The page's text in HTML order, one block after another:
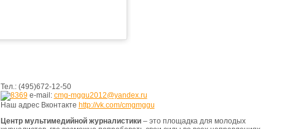
Тел.: (495)672-12-50
e-mail: cmg-mggu2012@yandex.ru
Наш адрес Вконтакте http://vk.com/cmgmggu
Центр мультимедийной журналистики– это площадка для молодых